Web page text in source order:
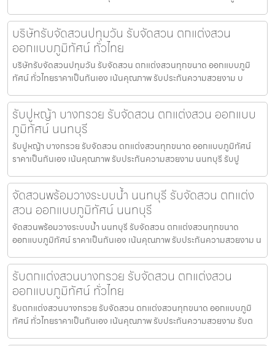
บริษัทรับจัดสวนปทุมวัน รับจัดสวน ตกแต่งสวน
ออกแบบภูมิทัศน์ ทั่วไทย
บริษัทรับจัดสวนปทุมวัน รับจัดสวน ตกแต่งสวนทุกขนาด ออกแบบภูมิ
ทัศน์ ทั่วไทยราคาเป็นกันเอง เน้นคุณภาพ รับประกันความสวยงาม บ
รับปูหญ้า บางกรวย รับจัดสวน ตกแต่งสวน ออกแบบ
ภูมิทัศน์ นนทบุรี
รับปูหญ้า บางกรวย รับจัดสวน ตกแต่งสวนทุกขนาด ออกแบบภูมิทัศน์
ราคาเป็นกันเอง เน้นคุณภาพ รับประกันความสวยงาม นนทบุรี รับปู
จัดสวนพร้อมวางระบบน้ำ นนทบุรี รับจัดสวน ตกแต่ง
สวน ออกแบบภูมิทัศน์ นนทบุรี
จัดสวนพร้อมวางระบบน้ำ นนทบุรี รับจัดสวน ตกแต่งสวนทุกขนาด
ออกแบบภูมิทัศน์ ราคาเป็นกันเอง เน้นคุณภาพ รับประกันความสวยงาม น
รับตกแต่งสวนบางกรวย รับจัดสวน ตกแต่งสวน
ออกแบบภูมิทัศน์ ทั่วไทย
รับตกแต่งสวนบางกรวย รับจัดสวน ตกแต่งสวนทุกขนาด ออกแบบภูมิ
ทัศน์ ทั่วไทยราคาเป็นกันเอง เน้นคุณภาพ รับประกันความสวยงาม รับต